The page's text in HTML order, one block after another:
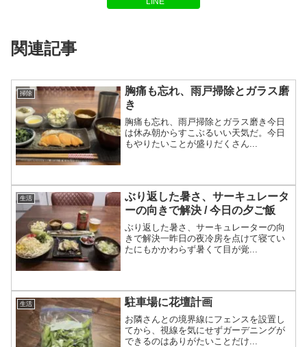
関連記事
掃除
胸痛も忘れ、雨戸掃除とガラス磨
き
胸痛も忘れ、雨戸掃除とガラス磨き今日
は休み朝からすこぶるいい天気だ。今日
もやりたいことが盛りだくさん...
生活
ぶり返した暑さ、サーキュレータ
ーの向きで解決 / 今日の夕ご飯
ぶり返した暑さ、サーキュレーターの向
きで解決一昨日の夜冷房を点けて寝てい
たにもかかわらず暑くて目が覚...
生活 駐車場に花壇計画
お隣さんとの境界線にフェンスを設置し
てから、視線を気にせずガーデニングが
できるのはありがたいことだけ...